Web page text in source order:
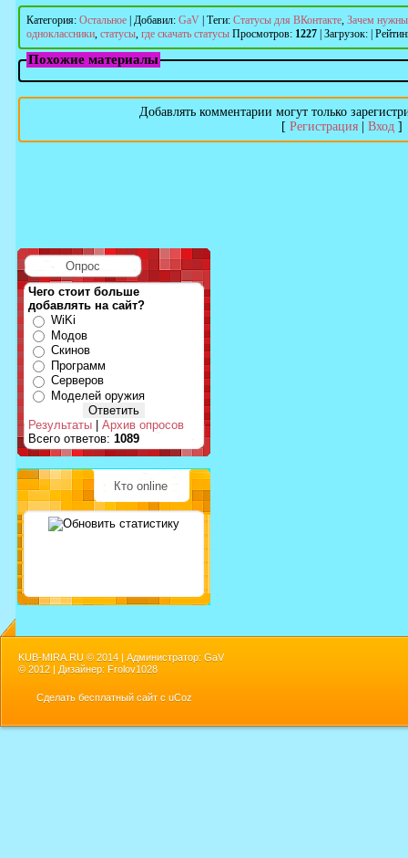
Категория: Остальное Добавил: GaV Теги: Статусы для ВКонтакте, Зачем
одноклассники, статусы, где скачать статусы Просмотров: 1227 Загрузок:
Похожие материалы
Добавлять комментарии могут только
[ Регистрация| Вход]
Опрос
Чего стоит больше
добавлять на сайт?
WiKi
Модов
Скинов
Программ
Серверов
Моделей оружия
Результаты
Архив опросов
Всего ответов: 1089
Кто online
KUB-MIRA.RU © 2014 | Администратор: GaV
© 2012 | Дизайнер: Frolov1028
Сделать бесплатный сайт с uCoz